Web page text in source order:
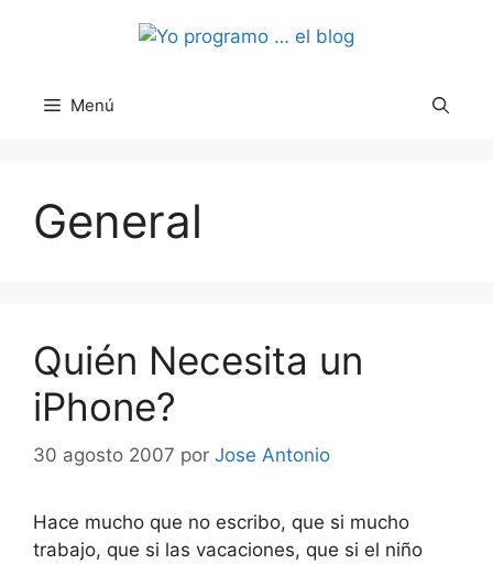
Menú
General
Quién Necesita un
iPhone?
30 agosto 2007 por Jose Antonio
Hace mucho que no escribo, que si mucho
trabajo, que si las vacaciones, que si el niño